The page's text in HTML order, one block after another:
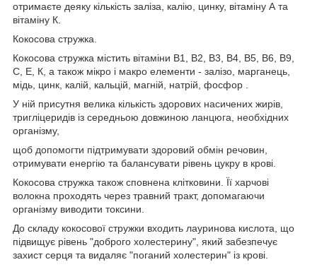
отримаєте деяку кількість заліза, калію, цинку, вітаміну А та
вітаміну К.
Кокосова стружка.
Кокосова стружка містить вітаміни В1, В2, B3, В4, B5, В6, В9,
С, Е, К, а також мікро і макро елементи - залізо, марганець,
мідь, цинк, калій, кальцій, магній, натрій, фосфор .
У ній присутня велика кількість здорових насичених жирів,
тригліцеридів із середньою довжиною ланцюга, необхідних
організму,
щоб допомогти підтримувати здоровий обмін речовин,
отримувати енергію та балансувати рівень цукру в крові.
Кокосова стружка також сповнена клітковини. Її харчові
волокна проходять через травний тракт, допомагаючи
організму виводити токсини.
До складу кокосової стружки входить лауринова кислота, що
підвищує рівень "доброго холестерину", який забезпечує
захист серця та видаляє "поганий холестерин" із крові.